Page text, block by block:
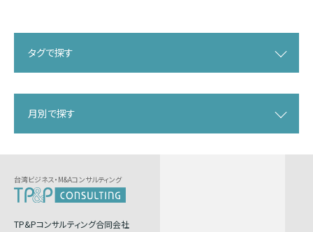
タグで探す
月別で探す
台湾ビジネス・M&Aコンサルティング
TP&Pコンサルティング合同会社